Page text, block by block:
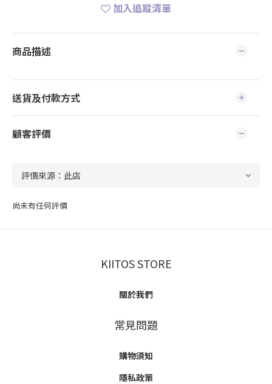
加入追蹤清單
商品描述
送貨及付款方式
顧客評價
尚未有任何評價
KIITOS STORE
關於我們
常見問題
購物須知
隱私政策